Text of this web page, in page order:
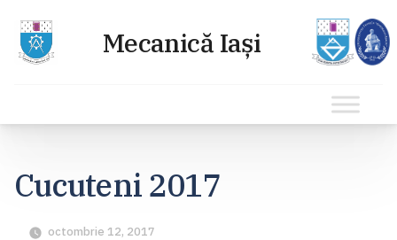
conținut
Cucuteni 2017
octombrie 12, 2017